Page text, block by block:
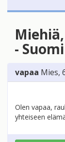
- Suomi
vapaa Mies,
Olen vapaa,
yhteiseen